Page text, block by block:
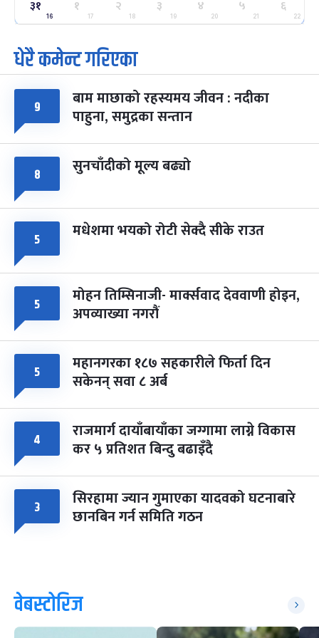
२५
मंगल
ग्याल्पो ल्होसार
फाल्गुन २५, २०८३ Mar 9, 2027
७ महिना बाँकी
७ पूर्णिमा व्रत
चैत्र ७, २०८३-Mar 21, 2027
८
सोम
फागुपूर्णिमा
चैत्र ८, २०८३-Mar 22, 2027
७ महिना बाँकी
३१
16
१
17
२
18
३
19
४
20
५
21
६
22
धेरै कमेन्ट गरिएका
९ बाम माछाको रहस्यमय जीवन : नदीका
पाहुना, समुद्रका सन्तान
८ सुनचाँदीको मूल्य बढ्यो
५ मधेशमा भयको रोटी सेक्दै सीके राउत
५ मोहन तिम्सिनाजी- मार्क्सवाद देववाणी होइन,
अपव्याख्या नगरौं
५ महानगरका १८७ सहकारीले फिर्ता दिन
सकेनन् सवा ८ अर्ब
४ राजमार्ग दायाँबायाँका जग्गामा लाग्ने विकास
कर ५ प्रतिशत बिन्दु बढाइँदै
३ सिरहामा ज्यान गुमाएका यादवको घटनाबारे
छानबिन गर्न समिति गठन
वेबस्टोरिज